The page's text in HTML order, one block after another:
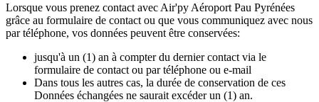
Lorsque vous prenez contact avec Air'py Aéroport Pau Pyrénées
grâce au formulaire de contact ou que vous communiquez avec nous
par téléphone, vos données peuvent être conservées:
jusqu'à un (1) an à compter du dernier contact via le
formulaire de contact ou par téléphone ou e-mail
Dans tous les autres cas, la durée de conservation de ces
Données échangées ne saurait excéder un (1) an.